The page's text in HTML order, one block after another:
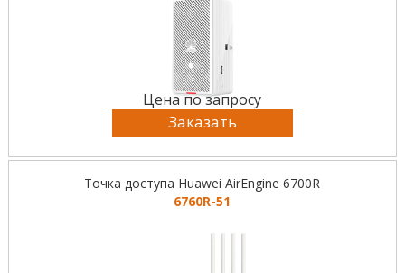
Цена по запросу
Заказать
Точка доступа Huawei AirEngine 6700R
6760R-51